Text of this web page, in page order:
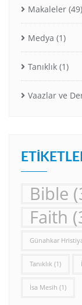
Makaleler (49)
Medya (1)
Tanıklık (1)
Vaazlar ve
Bible
Faith
Günahkar
Tanıklık (1)
İsa Mesih (1)